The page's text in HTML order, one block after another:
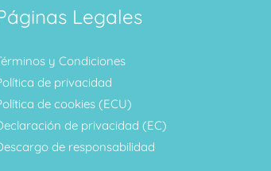
Legales
y Condiciones
de privacidad
de cookies (ECU)
de privacidad (EC)
de responsabilidad